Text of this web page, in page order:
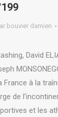
bouvier damien
David
à la
de
et les